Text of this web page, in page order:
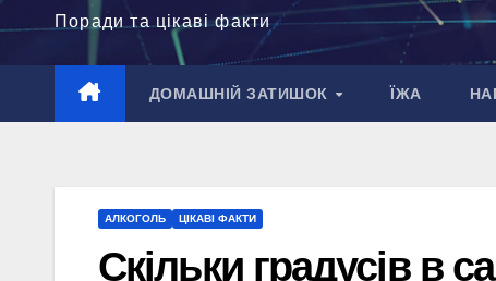
Поради та цікаві факти
ДОМАШНІЙ ЗАТИШОК ЇЖА
АЛКОГОЛЬ ЦІКАВІ ФАКТИ
Скільки градусів в